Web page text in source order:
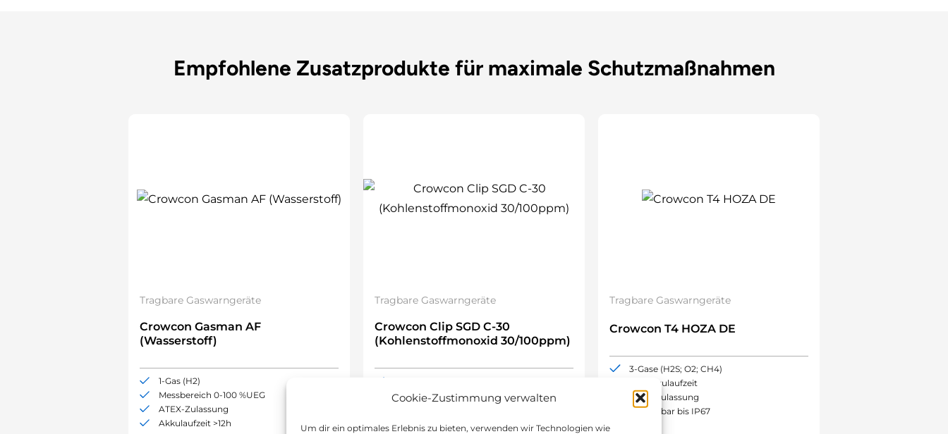
Cookie-Zustimmung verwalten
Um dir ein optimales Erlebnis zu bieten, verwenden wir Technologien wie
Empfohlene Zusatzprodukte für maximale Schutzmaßnahmen
Tragbare Gaswarngeräte
Crowcon Gasman AF
(Wasserstoff)
1-Gas (H2)
Messbereich 0-100 %UEG
ATEX-Zulassung
Akkulaufzeit >12h
Tragbare Gaswarngeräte
Crowcon Clip SGD C-30
(Kohlenstoffmonoxid 30/100ppm)
Alarmgrenzen 30/100ppm
ATEX-Zulassung
Tragbare Gaswarngeräte
Crowcon T4 HOZA DE
3-Gase (H2S; O2; CH4)
18h Akkulaufzeit
ATEX-Zulassung
Aufrüstbar bis IP67